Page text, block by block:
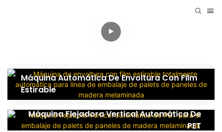
Máquina Automática De Envoltura Con Film
Estirable
Máquina Flejadora Vertical Automática De
PET